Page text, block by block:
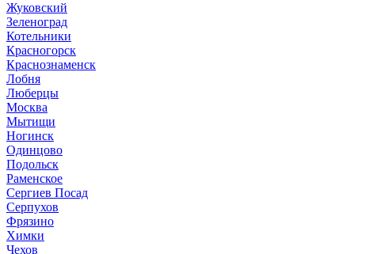
Жуковский
Зеленоград
Котельники
Красногорск
Краснознаменск
Лобня
Люберцы
Москва
Мытищи
Ногинск
Одинцово
Подольск
Раменское
Сергиев Посад
Серпухов
Фрязино
Химки
Чехов